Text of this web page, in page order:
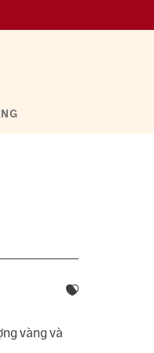
vàng và